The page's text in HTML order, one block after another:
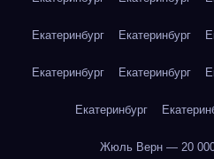
Екатеринбург Екатеринбург
Екатеринбург Екатеринбург
Екатеринбург
Жюль Верн — 20